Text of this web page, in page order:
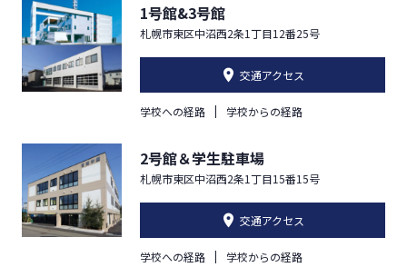
1号館&3号館
札幌市東区中沼西2条1丁目12番25号
交通アクセス
学校への経路 学校からの経路
2号館＆学生駐車場
札幌市東区中沼西2条1丁目15番15号
交通アクセス
学校への経路 学校からの経路